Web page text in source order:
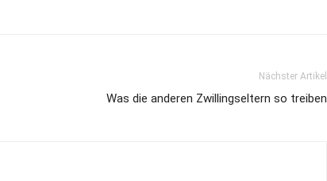
Nächster Artikel
Was die anderen Zwillingseltern so treiben